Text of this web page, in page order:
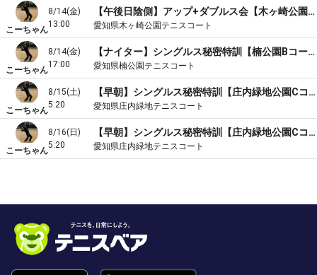
こーちゃん
8/14(金)
13:00
【午後日陰側】アップ+ダブルス会【木ヶ崎公園Bコート】
愛知県木ヶ崎公園テニスコート
こーちゃん
8/14(金)
17:00
【ナイター】シングルス秘密特訓【楠公園Bコート】
愛知県楠公園テニスコート
こーちゃん
8/15(土)
5:20
【早朝】シングルス秘密特訓【庄内緑地公園Cコート】
愛知県庄内緑地テニスコート
こーちゃん
8/16(日)
5:20
【早朝】シングルス秘密特訓【庄内緑地公園Cコート】
愛知県庄内緑地テニスコート